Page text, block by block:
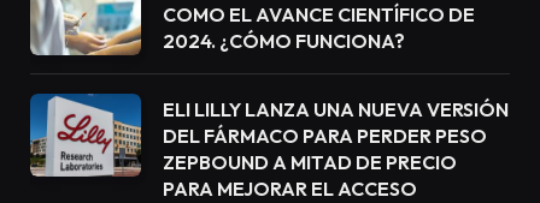
COMO EL AVANCE CIENTÍFICO DE
2024. ¿CÓMO FUNCIONA?
ELI LILLY LANZA UNA NUEVA VERSIÓN
DEL FÁRMACO PARA PERDER PESO
ZEPBOUND A MITAD DE PRECIO
PARA MEJORAR EL ACCESO